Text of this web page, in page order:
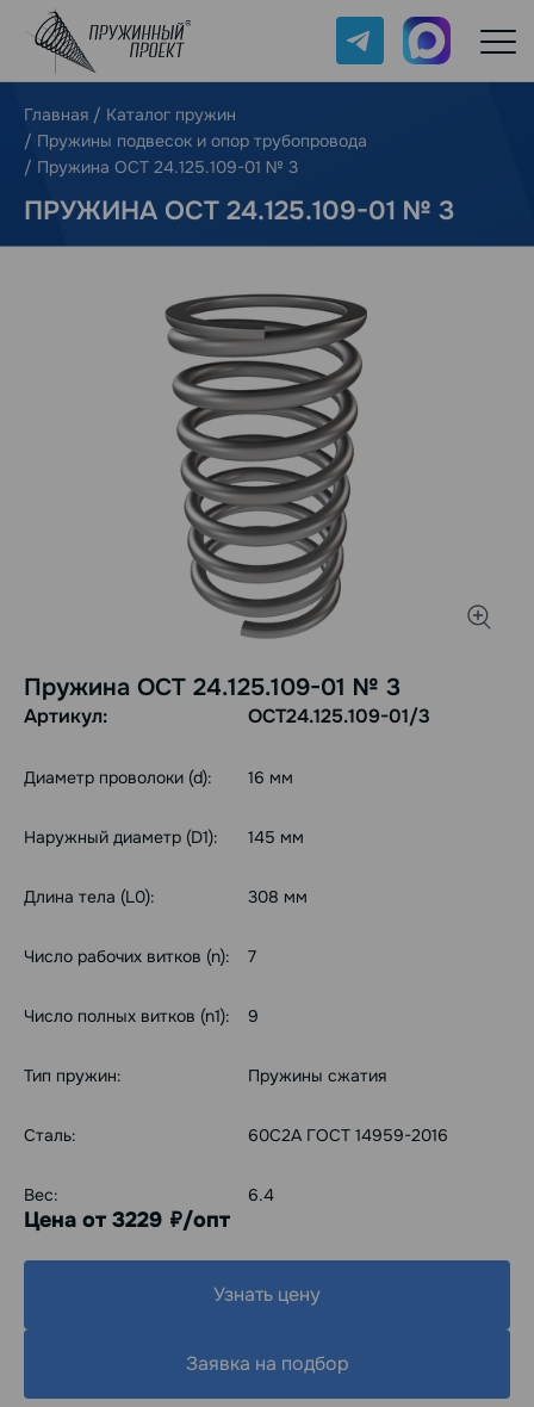
Telegram Max
Главная / Каталог пружин
/ Пружины подвесок и опор трубопровода
/ Пружина ОСТ 24.125.109-01 № 3
ПРУЖИНА ОСТ 24.125.109-01 № 3
Пружина ОСТ 24.125.109-01 № 3
Артикул: ОСТ24.125.109-01/3
Диаметр проволоки (d): 16 мм
Наружный диаметр (D1): 145 мм
Длина тела (L0): 308 мм
Число рабочих витков (n): 7
Число полных витков (n1): 9
Тип пружин: Пружины сжатия
Сталь: 60С2А ГОСТ 14959-2016
Вес: 6.4
Цена от 3229 руб./опт
Узнать цену
Заявка на подбор